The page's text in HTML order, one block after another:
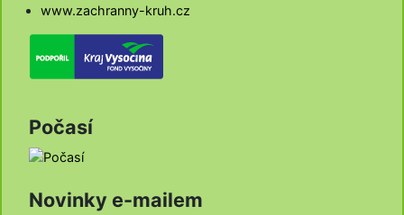
www.zachranny-kruh.cz
Počasí
Novinky e-mailem